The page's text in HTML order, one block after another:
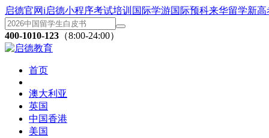
启德官网i启德小程序考试培训 国际学游国际预科来华留学新高
400-1010-123 （8:00-24:00）
首页
澳大利亚
英国
中国香港
美国